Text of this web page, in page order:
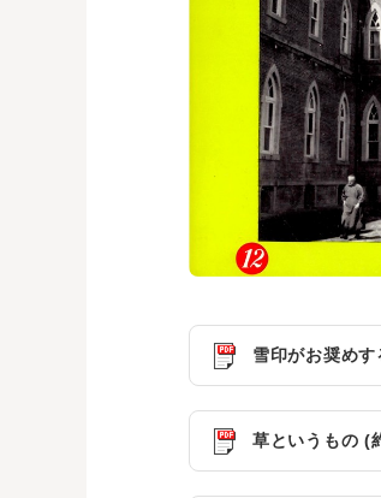
雪印がお奨め
草というもの (